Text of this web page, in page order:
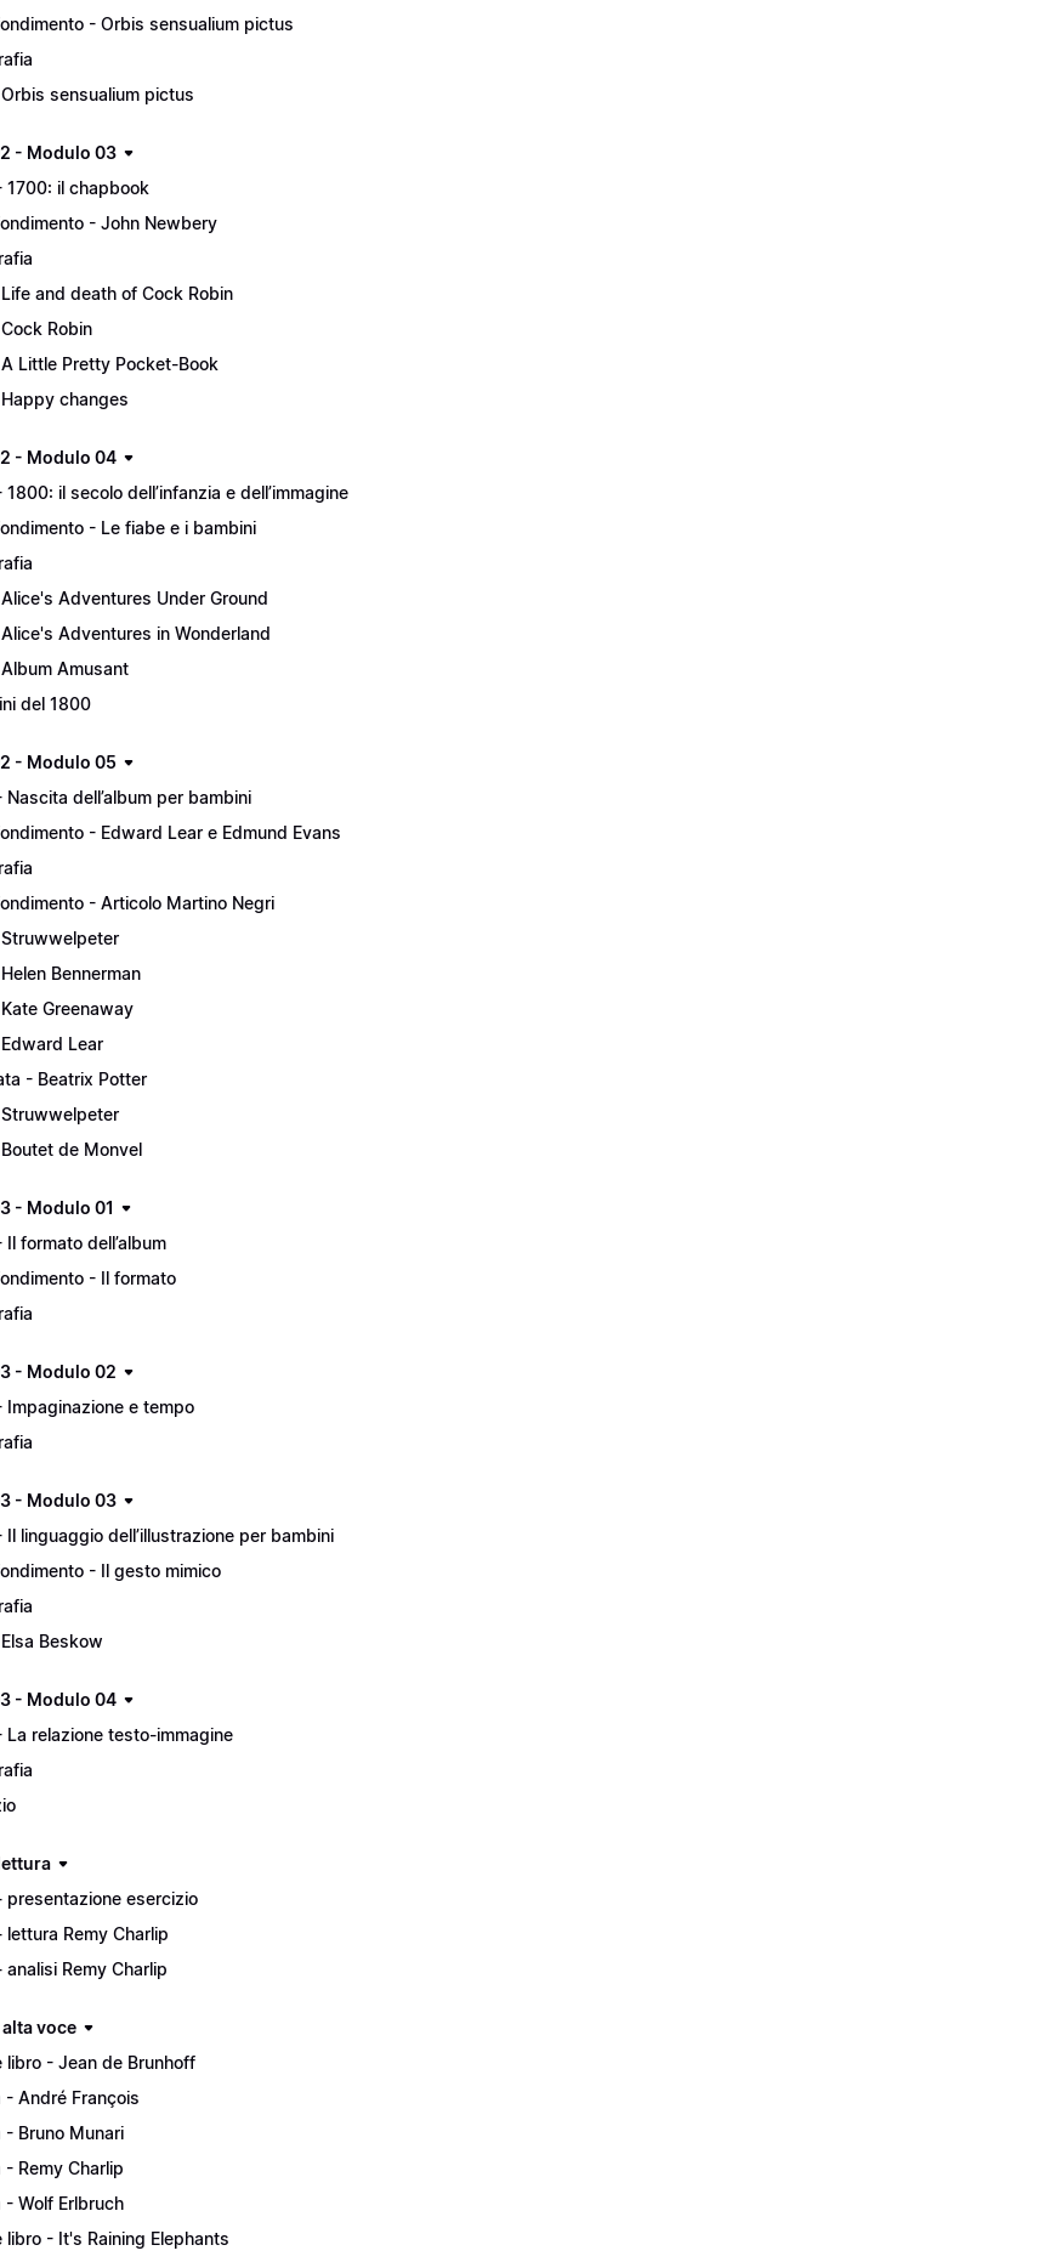
- Orbis sensualium pictus
sensualium pictus
- Modulo 03
1700: il chapbook
- John Newbery
and death of Cock Robin
Robin
Little Pretty Pocket-Book
changes
- Modulo 04
il secolo dell’infanzia e dell’immagine
- Le fiabe e i bambini
Adventures Under Ground
Adventures in Wonderland
Amusant
del 1800
- Modulo 05
Nascita dell’album per bambini
- Edward Lear e Edmund Evans
- Articolo Martino Negri
Bennerman
Greenaway
Lear
- Beatrix Potter
de Monvel
- Modulo 01
formato dell’album
- Il formato
- Modulo 02
Impaginazione e tempo
- Modulo 03
Il linguaggio dell’illustrazione per bambini
- Il gesto mimico
Beskow
- Modulo 04
La relazione testo-immagine
presentazione esercizio
lettura Remy Charlip
analisi Remy Charlip
voce
libro - Jean de Brunhoff
- André François
- Bruno Munari
- Remy Charlip
- Wolf Erlbruch
libro - It's Raining Elephants